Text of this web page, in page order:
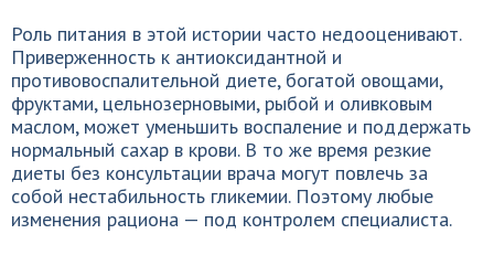
Роль питания в этой истории часто недооценивают.
Приверженность к антиоксидантной и
противовоспалительной диете, богатой овощами,
фруктами, цельнозерновыми, рыбой и оливковым
маслом, может уменьшить воспаление и поддержать
нормальный сахар в крови. В то же время резкие
диеты без консультации врача могут повлечь за
собой нестабильность гликемии. Поэтому любые
изменения рациона — под контролем специалиста.